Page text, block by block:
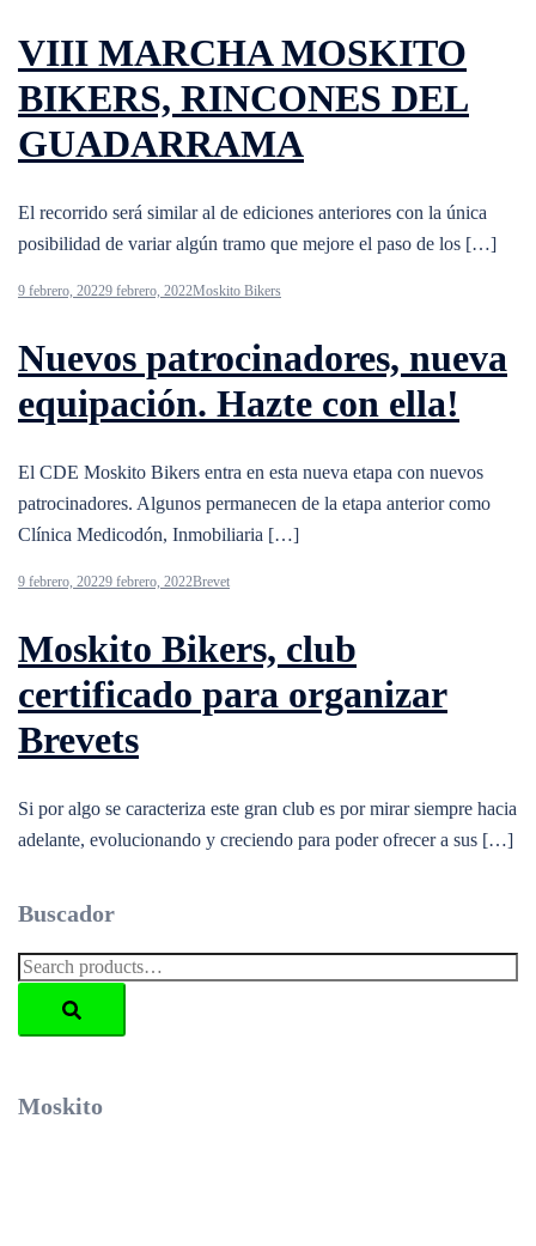
VIII MARCHA MOSKITO
BIKERS, RINCONES DEL
GUADARRAMA
El recorrido será similar al de ediciones anteriores con la única
posibilidad de variar algún tramo que mejore el paso de los […]
9 febrero, 20229 febrero, 2022Moskito Bikers
Nuevos patrocinadores, nueva
equipación. Hazte con ella!
El CDE Moskito Bikers entra en esta nueva etapa con nuevos
patrocinadores. Algunos permanecen de la etapa anterior como
Clínica Medicodón, Inmobiliaria […]
9 febrero, 20229 febrero, 2022Brevet
Moskito Bikers, club
certificado para organizar
Brevets
Si por algo se caracteriza este gran club es por mirar siempre hacia
adelante, evolucionando y creciendo para poder ofrecer a sus […]
Buscador
Search
Moskito